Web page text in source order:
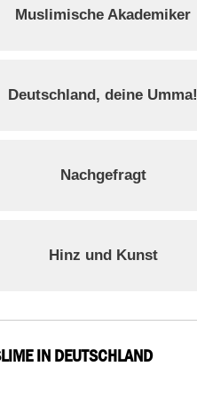
Muslimische Akademiker
Deutschland, deine Umma!
Nachgefragt
Hinz und Kunst
IN DEUTSCHLAND